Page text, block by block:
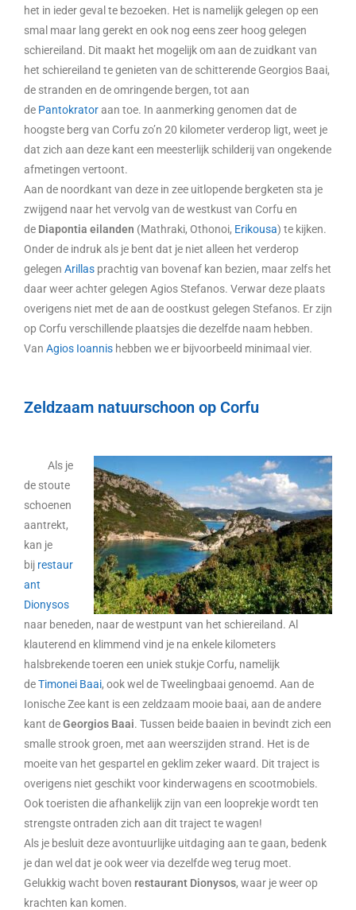
het in ieder geval te bezoeken. Het is namelijk gelegen op een
smal maar lang gerekt en ook nog eens zeer hoog gelegen
schiereiland. Dit maakt het mogelijk om aan de zuidkant van
het schiereiland te genieten van de schitterende Georgios Baai,
de stranden en de omringende bergen, tot aan
de Pantokratoraan toe. In aanmerking genomen dat de
hoogste berg van Corfu zo’n 20 kilometer verderop ligt, weet je
dat zich aan deze kant een meesterlijk schilderij van ongekende
afmetingen vertoont.
Aan de noordkant van deze in zee uitlopende bergketen sta je
zwijgend naar het vervolg van de westkust van Corfu en
de Diapontia eilanden (Mathraki, Othonoi, Erikousa) te kijken.
Onder de indruk als je bent dat je niet alleen het verderop
gelegen Arillas prachtig van bovenaf kan bezien, maar zelfs het
daar weer achter gelegen Agios Stefanos. Verwar deze plaats
overigens niet met de aan de oostkust gelegen Stefanos. Er zijn
op Corfu verschillende plaatsjes die dezelfde naam hebben.
Van Agios Ioannis hebben we er bijvoorbeeld minimaal vier.
Zeldzaam natuurschoon op Corfu
Als je
de stoute
schoenen
aantrekt,
kan je
bij restaur
ant
Dionysos
naar beneden, naar de westpunt van het schiereiland. Al
klauterend en klimmend vind je na enkele kilometers
halsbrekende toeren een uniek stukje Corfu, namelijk
deTimonei Baai, ook wel de Tweelingbaai genoemd. Aan de
Ionische Zee kant is een zeldzaam mooie baai, aan de andere
kant deGeorgios Baai. Tussen beide baaien in bevindt zich een
smalle strook groen, met aan weerszijden strand. Het is de
moeite van het gespartel en geklim zeker waard. Dit traject is
overigens niet geschikt voor kinderwagens en scootmobiels.
Ook toeristen die afhankelijk zijn van een looprekje wordt ten
strengste ontraden zich aan dit traject te wagen!
Als je besluit deze avontuurlijke uitdaging aan te gaan, bedenk
je dan wel dat je ook weer via dezelfde weg terug moet.
Gelukkig wacht boven restaurant Dionysos, waar je weer op
krachten kan komen.